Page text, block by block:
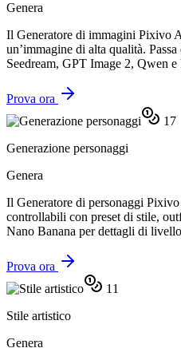
Genera
Il Generatore di immagini Pixivo
un’immagine di alta qualità.
Seedream, GPT Image 2, Qwen
Prova ora
17
Generazione personaggi
Genera
Il Generatore di personaggi
controllabili con preset di stile,
Nano Banana per dettagli di
Prova ora
11
Stile artistico
Genera